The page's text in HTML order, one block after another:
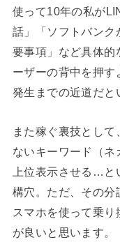
使って10年の私が
話」「ソフトバンク
要事項」など具体的
ーザーの背中を押
発生までの近道だと
また稼ぐ裏技として
ないキーワード（
上位表示させる…
構穴。ただ、その分
スマホを使って乗
が良いと思います。